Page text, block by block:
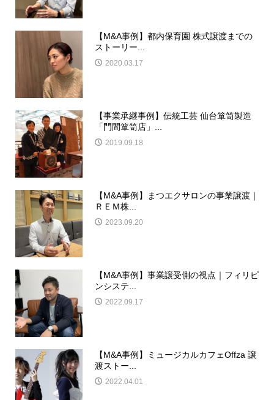
【M&A事例】都内保育園 株式譲渡までの
ストーリー...
2020.03.17
【事業承継事例】伝統工芸 仙台箪笥製造
「門間箪笥店」...
2019.09.18
【M&A事例】まつエクサロンの事業譲渡｜
ＲＥＭ株...
2023.09.20
【M&A事例】事業譲受側の視点｜フィリピ
ンシステ...
2022.09.17
【M&A事例】ミュージカルカフェOffza 譲
渡ストー...
2022.04.01